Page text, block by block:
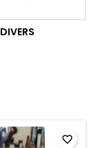
DIVERS
favorite_border